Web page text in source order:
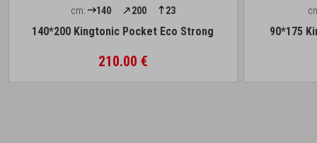
cm: 140 200 23
140*200 Kingtonic Pocket Eco Strong
210.00 €
90*175